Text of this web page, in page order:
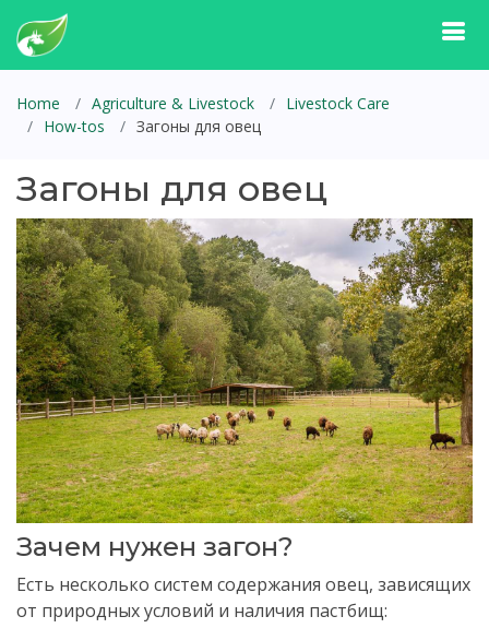
Home Agriculture & Livestock
Livestock Care
How-tos
Загоны для овец
Загоны для овец
Зачем нужен загон?
Есть несколько систем содержания овец, зависящих
от природных условий и наличия пастбищ: